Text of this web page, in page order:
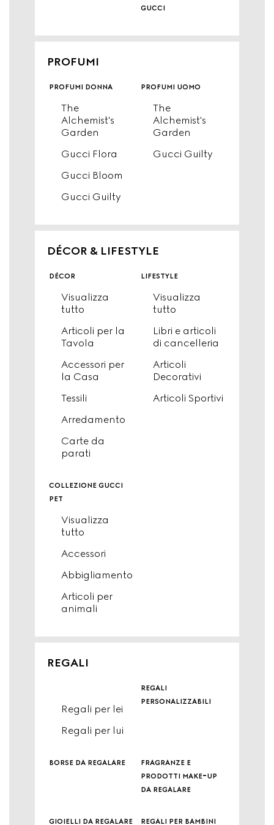
gucci
PROFUMI
profumi donna
The
Alchemist's
Garden
Gucci Flora
Gucci Bloom
Gucci Guilty
profumi uomo
The
Alchemist's
Garden
Gucci Guilty
DÉCOR & LIFESTYLE
décor
Visualizza
tutto
Articoli per la
Tavola
Accessori per
la Casa
Tessili
Arredamento
Carte da
parati
lifestyle
Visualizza
tutto
Libri e articoli
di cancelleria
Articoli
Decorativi
Articoli Sportivi
collezione gucci
pet
Visualizza
tutto
Accessori
Abbigliamento
Articoli per
animali
REGALI
Regali per lei
Regali per lui
regali
personalizzabili
borse da regalare
fragranze e
prodotti make-up
da regalare
gioielli da regalare regali per bambini